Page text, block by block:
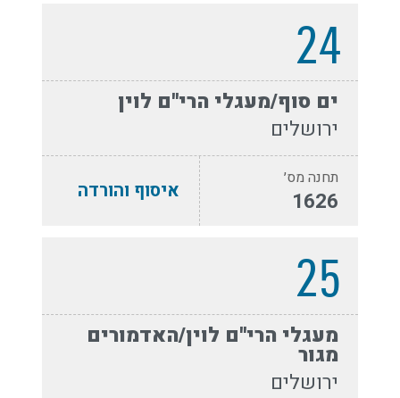
24
ים סוף/מעגלי הרי''ם לוין
ירושלים
תחנה מס׳
1626 איסוף והורדה
25
מעגלי הרי''ם לוין/האדמורים
מגור
ירושלים